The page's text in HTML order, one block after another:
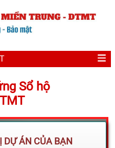
Sổ hộ
DỰ ÁN CỦA BẠN